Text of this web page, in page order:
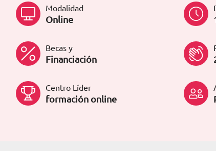
Modalidad
Online
Becas y
Financiación
Centro Líder
formación online